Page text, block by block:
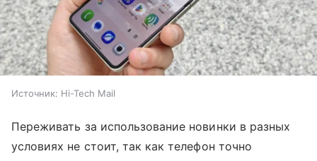
Источник: Hi-Tech Mail
Переживать за использование новинки в разных
условиях не стоит, так как телефон точно